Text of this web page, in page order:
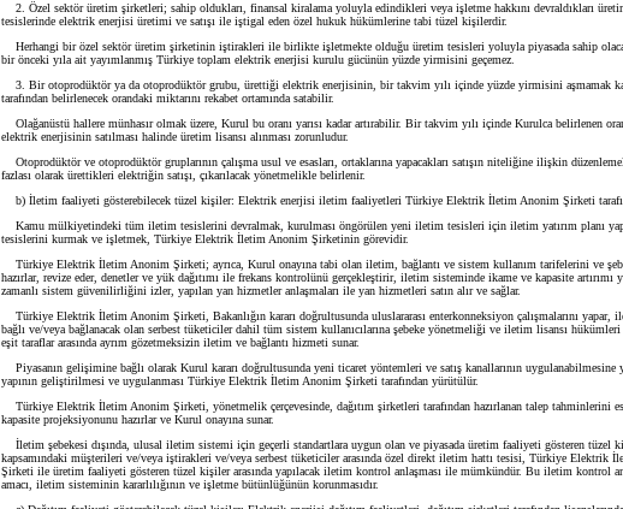
2. Özel sektör üretim şirketleri; sahip oldukları, finansal kiralama yoluyla edindikleri veya işletme hakkını devraldıkları
tesislerinde elektrik enerjisi üretimi ve satışı ile iştigal eden özel hukuk hükümlerine tabi tüzel kişilerdir.
Herhangi bir özel sektör üretim şirketinin iştirakleri ile birlikte işletmekte olduğu üretim tesisleri yoluyla piyasada sahip
bir önceki yıla ait yayımlanmış Türkiye toplam elektrik enerjisi kurulu gücünün yüzde yirmisini geçemez.
3. Bir otoprodüktör ya da otoprodüktör grubu, ürettiği elektrik enerjisinin, bir takvim yılı içinde yüzde yirmisini aşmamak
tarafından belirlenecek orandaki miktarını rekabet ortamında satabilir.
Olağanüstü hallere münhasır olmak üzere, Kurul bu oranı yarısı kadar artırabilir. Bir takvim yılı içinde Kurulca belirlenen
elektrik enerjisinin satılması halinde üretim lisansı alınması zorunludur.
Otoprodüktör ve otoprodüktör gruplarının çalışma usul ve esasları, ortaklarına yapacakları satışın niteliğine ilişkin
fazlası olarak ürettikleri elektriğin satışı, çıkarılacak yönetmelikle belirlenir.
b) İletim faaliyeti gösterebilecek tüzel kişiler: Elektrik enerjisi iletim faaliyetleri Türkiye Elektrik İletim Anonim Şirketi
Kamu mülkiyetindeki tüm iletim tesislerini devralmak, kurulması öngörülen yeni iletim tesisleri için iletim yatırım planı
tesislerini kurmak ve işletmek, Türkiye Elektrik İletim Anonim Şirketinin görevidir.
Türkiye Elektrik İletim Anonim Şirketi; ayrıca, Kurul onayına tabi olan iletim, bağlantı ve sistem kullanım tarifelerini ve
hazırlar, revize eder, denetler ve yük dağıtımı ile frekans kontrolünü gerçekleştirir, iletim sisteminde ikame ve kapasite artırımı
zamanlı sistem güvenilirliğini izler, yapılan yan hizmetler anlaşmaları ile yan hizmetleri satın alır ve sağlar.
Türkiye Elektrik İletim Anonim Şirketi, Bakanlığın kararı doğrultusunda uluslararası enterkonneksiyon çalışmalarını yapar,
bağlı ve/veya bağlanacak olan serbest tüketiciler dahil tüm sistem kullanıcılarına şebeke yönetmeliği ve iletim lisansı
eşit taraflar arasında ayrım gözetmeksizin iletim ve bağlantı hizmeti sunar.
Piyasanın gelişimine bağlı olarak Kurul kararı doğrultusunda yeni ticaret yöntemleri ve satış kanallarının uygulanabilmesine
yapının geliştirilmesi ve uygulanması Türkiye Elektrik İletim Anonim Şirketi tarafından yürütülür.
Türkiye Elektrik İletim Anonim Şirketi, yönetmelik çerçevesinde, dağıtım şirketleri tarafından hazırlanan talep tahminlerini
kapasite projeksiyonunu hazırlar ve Kurul onayına sunar.
İletim şebekesi dışında, ulusal iletim sistemi için geçerli standartlara uygun olan ve piyasada üretim faaliyeti gösteren tüzel
kapsamındaki müşterileri ve/veya iştirakleri ve/veya serbest tüketiciler arasında özel direkt iletim hattı tesisi, Türkiye Elektrik
Şirketi ile üretim faaliyeti gösteren tüzel kişiler arasında yapılacak iletim kontrol anlaşması ile mümkündür. Bu iletim kontrol
amacı, iletim sisteminin kararlılığının ve işletme bütünlüğünün korunmasıdır.